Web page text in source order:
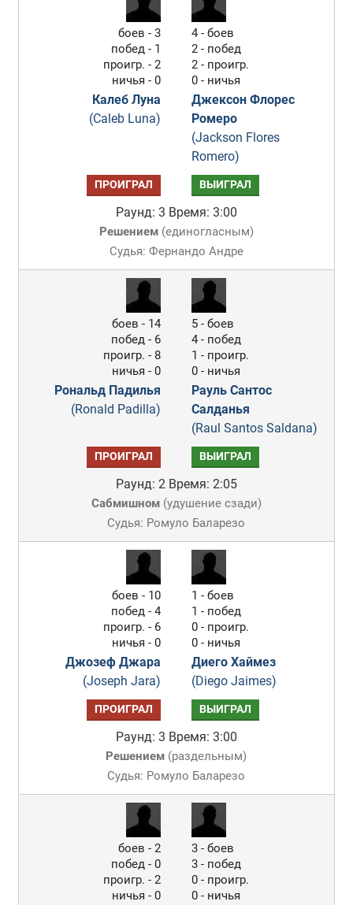
боев - 3
побед - 1
проигр. - 2
ничья - 0
Калеб Луна
(Caleb Luna)
4 - боев
2 - побед
2 - проигр.
0 - ничья
Джексон Флорес
Ромеро
(Jackson Flores
Romero)
ПРОИГРАЛ ВЫИГРАЛ
Раунд: 3 Время: 3:00
Решением(единогласным)
Судья: Фернандо Андре
боев - 14
побед - 6
проигр. - 8
ничья - 0
Рональд Падилья
(Ronald Padilla)
5 - боев
4 - побед
1 - проигр.
0 - ничья
Рауль Сантос
Салданья
(Raul Santos Saldana)
ПРОИГРАЛ ВЫИГРАЛ
Раунд: 2 Время: 2:05
Сабмишном(удушение сзади)
Судья: Ромуло Баларезо
боев - 10
побед - 4
проигр. - 6
ничья - 0
Джозеф Джара
(Joseph Jara)
1 - боев
1 - побед
0 - проигр.
0 - ничья
Диего Хаймез
(Diego Jaimes)
ПРОИГРАЛ ВЫИГРАЛ
Раунд: 3 Время: 3:00
Решением (раздельным)
Судья: Ромуло Баларезо
боев - 2
побед - 0
проигр. - 2
ничья - 0
3 - боев
3 - побед
0 - проигр.
0 - ничья